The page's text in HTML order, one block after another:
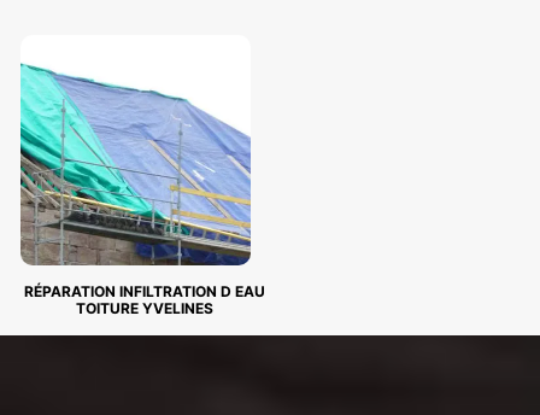
RÉPARATION INFILTRATION D EAU
TOITURE YVELINES